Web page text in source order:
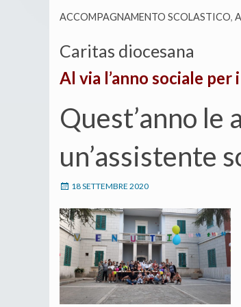
ACCOMPAGNAMENTO SCOLASTICO,
Caritas diocesana
Al via l’anno sociale
Quest’anno le
un’assistente
18 SETTEMBRE 2020